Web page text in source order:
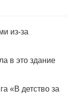
из-за
в это здание
«В детство за